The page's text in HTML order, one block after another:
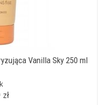
Vanilla Sky 250 ml